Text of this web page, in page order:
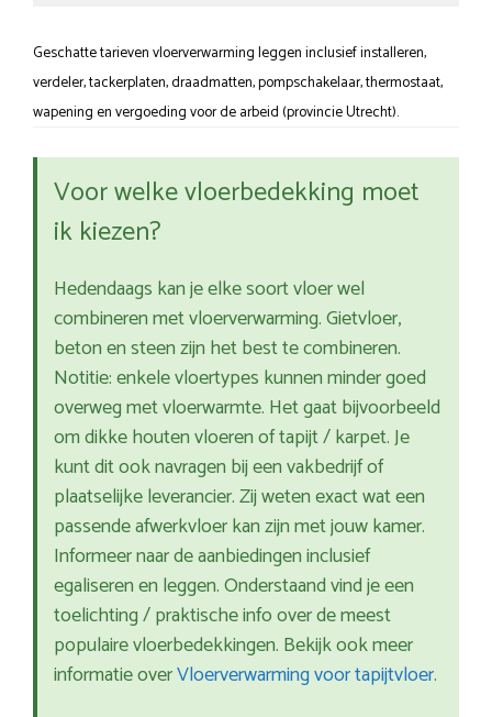
Geschatte tarieven vloerverwarming leggen inclusief installeren,
verdeler, tackerplaten, draadmatten, pompschakelaar, thermostaat,
wapening en vergoeding voor de arbeid (provincie Utrecht).
Voor welke vloerbedekking moet
ik kiezen?
Hedendaags kan je elke soort vloer wel
combineren met vloerverwarming. Gietvloer,
beton en steen zijn het best te combineren.
Notitie: enkele vloertypes kunnen minder goed
overweg met vloerwarmte. Het gaat bijvoorbeeld
om dikke houten vloeren of tapijt / karpet. Je
kunt dit ook navragen bij een vakbedrijf of
plaatselijke leverancier. Zij weten exact wat een
passende afwerkvloer kan zijn met jouw kamer.
Informeer naar de aanbiedingen inclusief
egaliseren en leggen. Onderstaand vind je een
toelichting / praktische info over de meest
populaire vloerbedekkingen. Bekijk ook meer
informatie overVloerverwarming voor tapijtvloer.